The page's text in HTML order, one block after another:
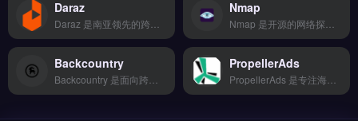
Daraz Nmap
Backcountry PropellerAds